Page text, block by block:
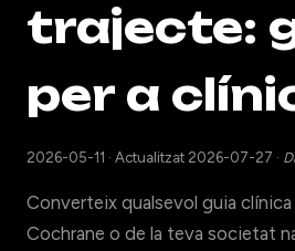
trajecte:
per a
2026-05-11 · Actualitzat 2026-07-27 ·
Converteix qualsevol guia clínica
Cochrane o de la teva societat